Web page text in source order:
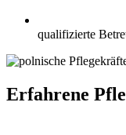
qualifizierte
Erfahrene